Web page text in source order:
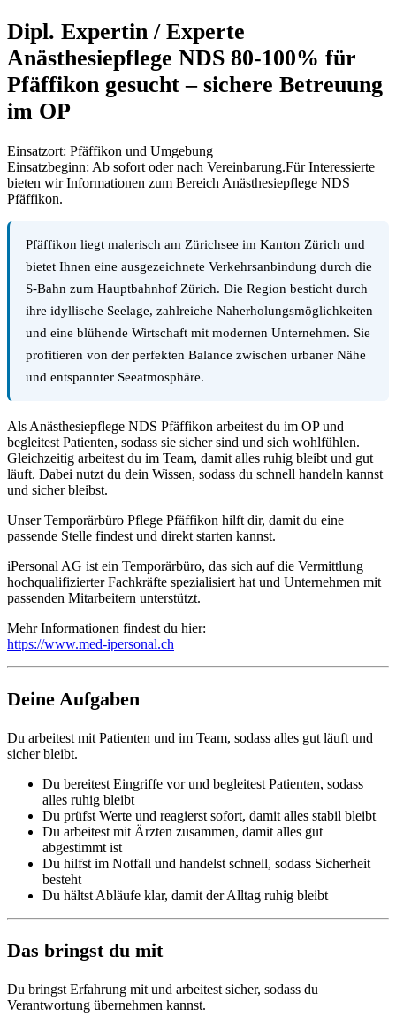
Dipl. Expertin / Experte
Anästhesiepflege NDS 80-100% für
Pfäffikon gesucht – sichere Betreuung
im OP
Einsatzort: Pfäffikon und Umgebung
Einsatzbeginn: Ab sofort oder nach Vereinbarung.Für Interessierte
bieten wir Informationen zum Bereich Anästhesiepflege NDS
Pfäffikon.
Pfäffikon liegt malerisch am Zürichsee im Kanton Zürich und
bietet Ihnen eine ausgezeichnete Verkehrsanbindung durch die
S-Bahn zum Hauptbahnhof Zürich. Die Region besticht durch
ihre idyllische Seelage, zahlreiche Naherholungsmöglichkeiten
und eine blühende Wirtschaft mit modernen Unternehmen. Sie
profitieren von der perfekten Balance zwischen urbaner Nähe
und entspannter Seeatmosphäre.
Als Anästhesiepflege NDS Pfäffikon arbeitest du im OP und
begleitest Patienten, sodass sie sicher sind und sich wohlfühlen.
Gleichzeitig arbeitest du im Team, damit alles ruhig bleibt und gut
läuft. Dabei nutzt du dein Wissen, sodass du schnell handeln kannst
und sicher bleibst.
Unser Temporärbüro Pflege Pfäffikon hilft dir, damit du eine
passende Stelle findest und direkt starten kannst.
iPersonal AG ist ein Temporärbüro, das sich auf die Vermittlung
hochqualifizierter Fachkräfte spezialisiert hat und Unternehmen mit
passenden Mitarbeitern unterstützt.
Mehr Informationen findest du hier:
https://www.med-ipersonal.ch
Deine Aufgaben
Du arbeitest mit Patienten und im Team, sodass alles gut läuft und
sicher bleibt.
Du bereitest Eingriffe vor und begleitest Patienten, sodass
alles ruhig bleibt
Du prüfst Werte und reagierst sofort, damit alles stabil bleibt
Du arbeitest mit Ärzten zusammen, damit alles gut
abgestimmt ist
Du hilfst im Notfall und handelst schnell, sodass Sicherheit
besteht
Du hältst Abläufe klar, damit der Alltag ruhig bleibt
Das bringst du mit
Du bringst Erfahrung mit und arbeitest sicher, sodass du
Verantwortung übernehmen kannst.